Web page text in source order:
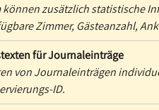
können zusätzlich statistische
Zimmer, Gästeanzahl,
für Journaleinträge
von Journaleinträgen
ID.